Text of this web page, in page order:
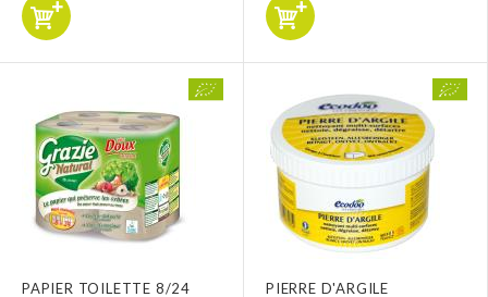
PAPIER TOILETTE 8/24 PIERRE D'ARGILE